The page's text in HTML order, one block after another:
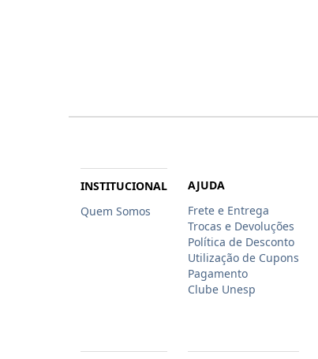
INSTITUCIONAL
Quem Somos
AJUDA
Frete e Entrega
Trocas e Devoluções
Política de Desconto
Utilização de Cupons
Pagamento
Clube Unesp